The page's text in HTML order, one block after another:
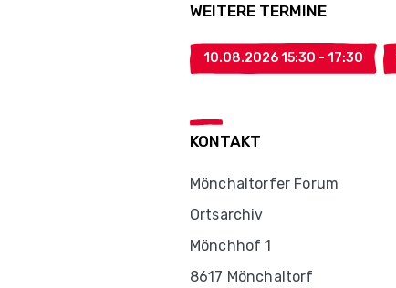
WEITERE TERMINE
10.08.2026 15:30 - 17:30
KONTAKT
Mönchaltorfer Forum
Ortsarchiv
Mönchhof 1
8617 Mönchaltorf